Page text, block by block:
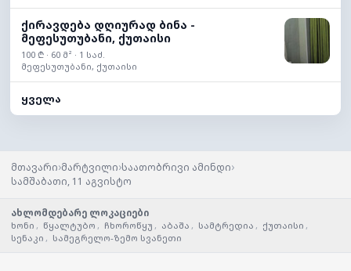
ქირავდება დღიურად ბინა -
მეფესუთუბანი, ქუთაისი
100 ₾ · 60 მ² · 1 საძ.
მეფესუთუბანი, ქუთაისი
ყველა
მთავარი›მარტვილი›საათობრივი ამინდი›
სამშაბათი, 11 აგვისტო
ახლომდებარე ლოკაციები
ხონი , წყალტუბო , ჩხოროწყუ , აბაშა , სამტრედია , ქუთაისი ,
სენაკი , სამეგრელო-ზემო სვანეთი